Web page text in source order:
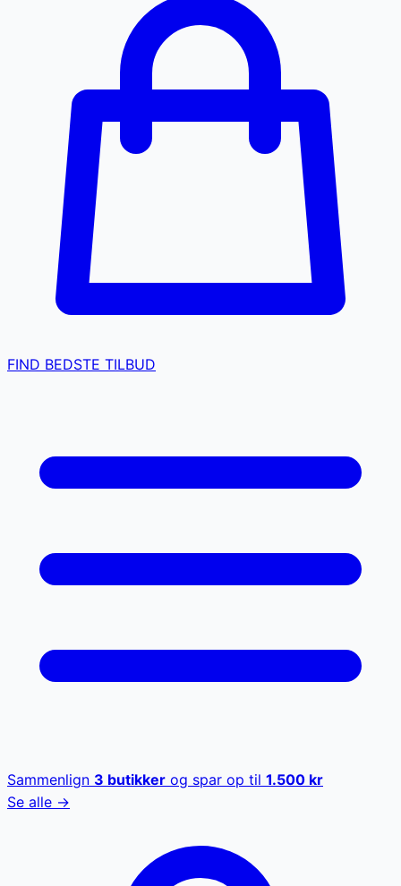
FIND BEDSTE TILBUD
Sammenlign 3 butikker og spar op til 1.500 kr
Se alle →